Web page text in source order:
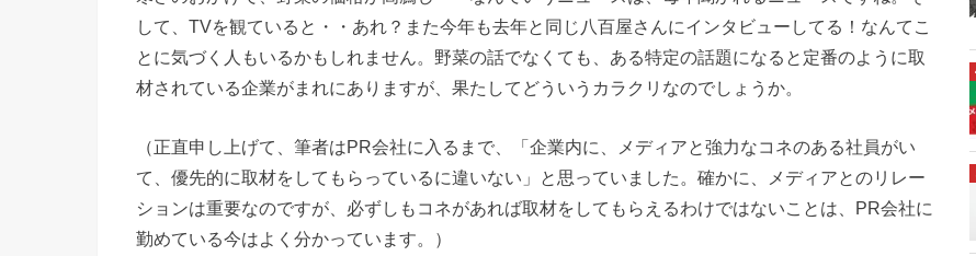
して、TVを観ていると・・あれ？また今年も去年と同じ八百屋さんにインタビューしてる！なんてこ
とに気づく人もいるかもしれません。野菜の話でなくても、ある特定の話題になると定番のように取
材されている企業がまれにありますが、果たしてどういうカラクリなのでしょうか。
（正直申し上げて、筆者はPR会社に入るまで、「企業内に、メディアと強力なコネのある社員がい
て、優先的に取材をしてもらっているに違いない」と思っていました。確かに、メディアとのリレー
ションは重要なのですが、必ずしもコネがあれば取材をしてもらえるわけではないことは、PR会社に
勤めている今はよく分かっています。）